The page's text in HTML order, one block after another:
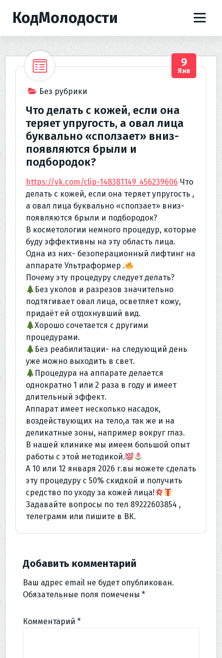
е
КодМолодости
Без рубрики
9
Янв
Что делать с кожей, если она
теряет упругость, а овал лица
буквально «сползает» вниз-
появляются брыли и
подбородок?
https://vk.com/clip-148381149_456239606 Что
делать с кожей, если она теряет упругость ,
а овал лица буквально «сползает» вниз-
появляются брыли и подбородок?
В косметологии немного процедур, которые
буду эффективны на эту область лица.
Одна из них- безоперационный лифтинг на
аппарате Ультраформер .
Почему эту процедуру следует делать?
Без уколов и разрезов значительно
подтягивает овал лица, осветляет кожу,
придаёт ей отдохнувший вид.
Хорошо сочетается с другими
процедурами.
Без реабилитации- на следующий день
уже можно выходить в свет.
Процедура на аппарате делается
однократно 1 или 2 раза в году и имеет
длительный эффект.
Аппарат имеет несколько насадок,
воздействующих на тело,а так же и на
деликатные зоны, например вокруг глаз.
В нашей клинике мы имеем большой опыт
работы с этой методикой.
А 10 или 12 января 2026 г.вы можете сделать
эту процедуру с 50% скидкой и получить
средство по уходу за кожей лица!
Задавайте вопросы по тел 89222603854 ,
телеграмм или пишите в ВК.
Добавить комментарий
Ваш адрес email не будет опубликован.
Обязательные поля помечены *
Комментарий *